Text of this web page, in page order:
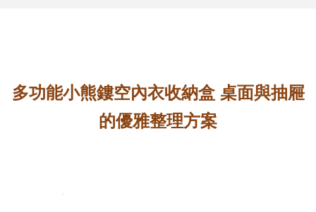
多功能小熊鏤空內衣收納盒 桌面與抽屜
的優雅整理方案